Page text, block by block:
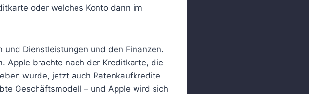
oder welches Konto dann im
und Dienstleistungen und den Finanzen.
Apple brachte nach der Kreditkarte, die
wurde, jetzt auch Ratenkaufkredite
Geschäftsmodell – und Apple wird sich